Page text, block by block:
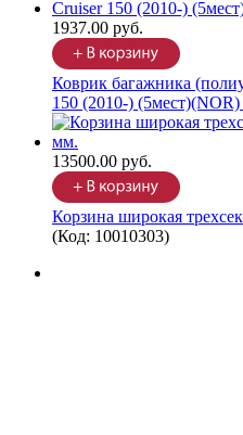
1937.00 руб.
Коврик багажника
150 (2010-) (5мест)(NOR)
13500.00 руб.
Корзина широкая
(Код: 10010303)